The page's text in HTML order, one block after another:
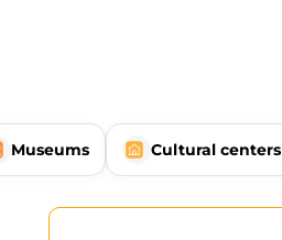
Museums Cultural centers